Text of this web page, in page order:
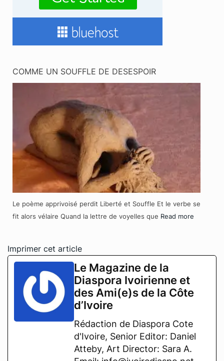
COMME UN SOUFFLE DE DESESPOIR
Le poème apprivoisé perdit Liberté et Souffle Et le verbe se
fit alors vélaire Quand la lettre de voyelles que Read more
Imprimer cet article
Le Magazine de la
Diaspora Ivoirienne et
des Ami(e)s de la Côte
d’Ivoire
Rédaction de Diaspora Cote
d'Ivoire, Senior Editor: Daniel
Atteby, Art Director: Sara A.